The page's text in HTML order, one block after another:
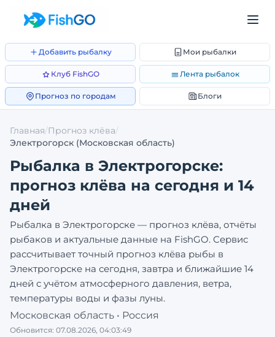
Добавить рыбалку Мои рыбалки
Клуб FishGO Лента рыбалок
Прогноз по городам Блоги
Главная/Прогноз клёва/
Электрогорск (Московская область)
Рыбалка в Электрогорске:
прогноз клёва на сегодня и 14
дней
Рыбалка в Электрогорске — прогноз клёва, отчёты
рыбаков и актуальные данные на FishGO. Сервис
рассчитывает точный прогноз клёва рыбы в
Электрогорске на сегодня, завтра и ближайшие 14
дней с учётом атмосферного давления, ветра,
температуры воды и фазы луны.
Московская область • Россия
Обновится: 07.08.2026, 04:03:49